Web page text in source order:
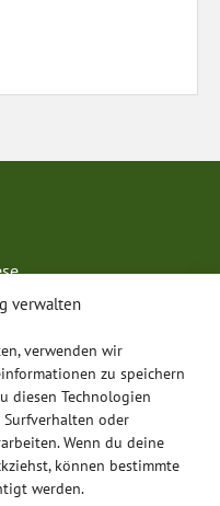
verwalten
verwenden wir
zu speichern
diesen Technologien
oder
Wenn du deine
können bestimmte
werden.